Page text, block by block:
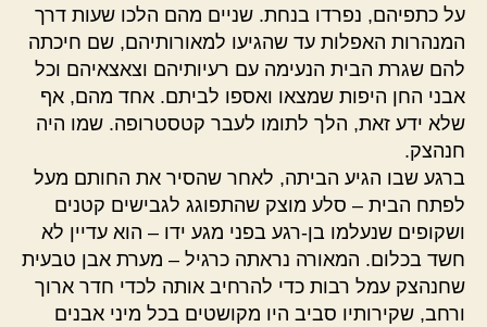
על כתפיהם, נפרדו בנחת. שניים מהם הלכו שעות דרך
המנהרות האפלות עד שהגיעו למאורותיהם, שם חיכתה
להם שגרת הבית הנעימה עם רעיותיהם וצאצאיהם וכל
אבני החן היפות שמצאו ואספו לביתם. אחד מהם, אף
שלא ידע זאת, הלך לתומו לעבר קטסטרופה. שמו היה
חנהצק.
ברגע שבו הגיע הביתה, לאחר שהסיר את החותם מעל
לפתח הבית – סלע מוצק שהתפוגג לגבישים קטנים
ושקופים שנעלמו בן-רגע בפני מגע ידו – הוא עדיין לא
חשד בכלום. המאורה נראתה כרגיל – מערת אבן טבעית
שחנהצק עמל רבות כדי להרחיב אותה לכדי חדר ארוך
ורחב, שקירותיו סביב היו מקושטים בכל מיני אבנים